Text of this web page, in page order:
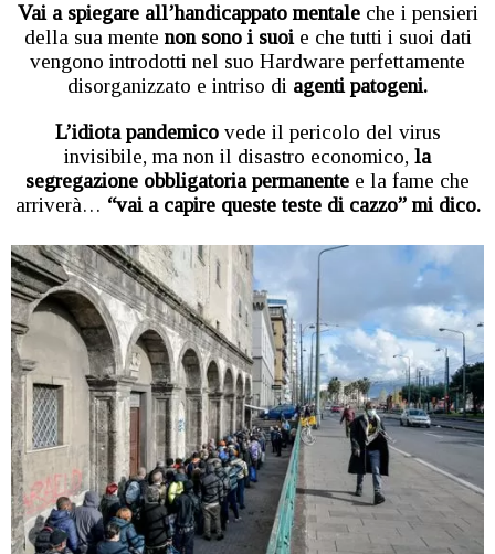
Vai a spiegare all’handicappato mentaleche i pensieri
della sua mente non sono i suoie che tutti i suoi dati
vengono introdotti nel suo Hardware perfettamente
disorganizzato e intriso di agenti patogeni.
L’idiota pandemico vede il pericolo del virus
invisibile, ma non il disastro economico, la
segregazione obbligatoria permanente e la fame che
arriverà… “vai a capire queste teste di cazzo” mi dico.